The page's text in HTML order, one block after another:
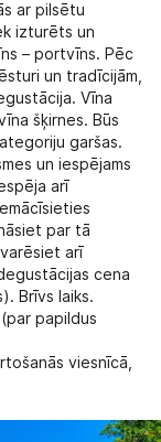
ar pilsētu
izturēts un
– portvīns. Pēc
un tradīcijām,
Vīna
šķirnes. Būs
garšas.
un iespējams
arī
par tā
arī
cena
Brīvs laiks.
papildus
viesnīcā,